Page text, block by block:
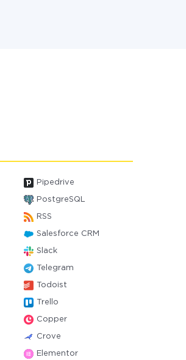
Pipedrive
PostgreSQL
RSS
Salesforce CRM
Slack
Telegram
Todoist
Trello
Copper
Crove
Elementor